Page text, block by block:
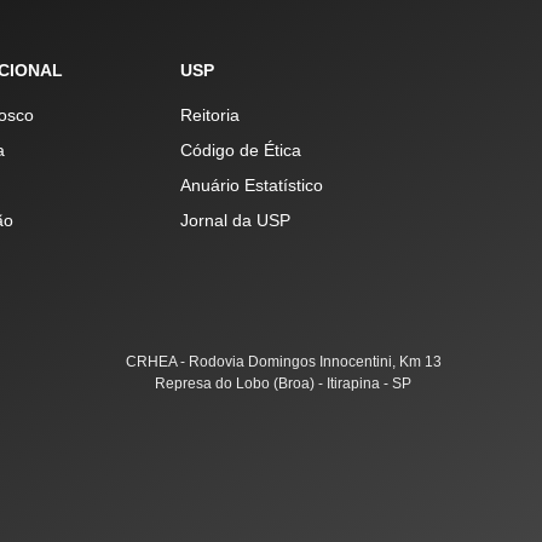
USP
Reitoria
Código de Ética
Anuário Estatístico
Jornal da USP
CRHEA - Rodovia Domingos Innocentini, Km 13
Represa do Lobo (Broa) - Itirapina - SP